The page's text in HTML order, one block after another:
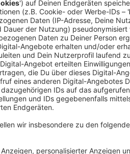
Betroffen sind damit auch einige
für die Sperrungen sind Arbeiten
die letzten Brückenteile des neuen
Um ein Verkehrschaos zu
Dafür können Autofahrer, die in
A1 Richtung Koblenz wechseln.
Folgende Verbindungen können
· von der A1 aus Dortmund auf